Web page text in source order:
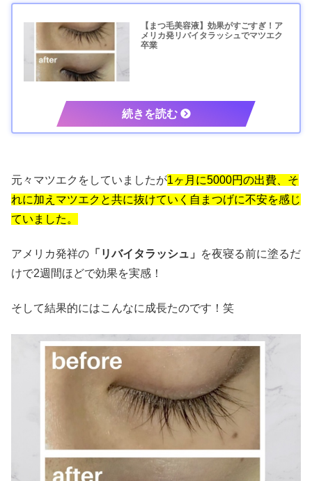
【まつ毛美容液】効果がすごすぎ！ア
メリカ発リバイタラッシュでマツエク
卒業
元々マツエクをしていましたが1ヶ月に5000円の出費、そ
れに加えマツエクと共に抜けていく自まつげに不安を感じ
ていました。
アメリカ発祥の 「リバイタラッシュ」
を夜寝る前に塗るだ
けで2週間ほどで効果を実感！
そして結果的にはこんなに成長たのです！笑